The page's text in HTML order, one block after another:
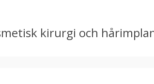
kirurgi och